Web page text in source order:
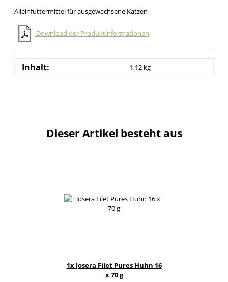
Alleinfuttermittel für ausgewachsene Katzen
Download der Produktinformationen
Inhalt: 1,12 kg
Dieser Artikel besteht aus
1x Josera Filet Pures Huhn 16
x 70 g